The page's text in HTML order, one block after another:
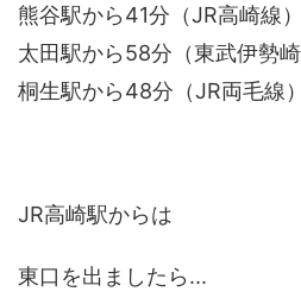
熊谷駅から41分（JR高崎線）
太田駅から58分（東武伊勢崎
桐生駅から48分（JR両毛線）
JR高崎駅からは
東口を出ましたら...